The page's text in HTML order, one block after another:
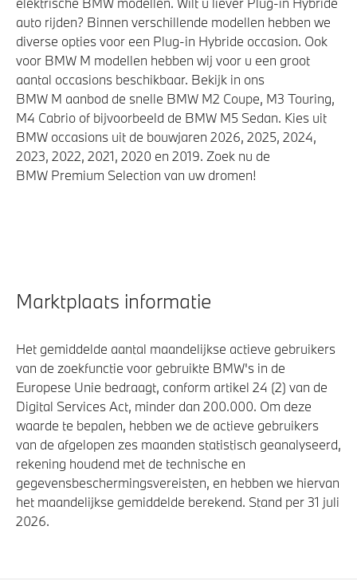
auto rijden? Binnen verschillende modellen hebben we
diverse opties voor een Plug-in Hybride occasion. Ook
voor BMW M modellen hebben wij voor u een groot
aantal occasions beschikbaar. Bekijk in ons
BMW M aanbod de snelle BMW M2 Coupe, M3 Touring,
M4 Cabrio of bijvoorbeeld de BMW M5 Sedan. Kies uit
BMW occasions uit de bouwjaren 2026, 2025, 2024,
2023, 2022, 2021, 2020 en 2019. Zoek nu de
BMW Premium Selection van uw dromen!
Marktplaats informatie
Het gemiddelde aantal maandelijkse actieve gebruikers
van de zoekfunctie voor gebruikte BMW's in de
Europese Unie bedraagt, conform artikel 24 (2) van de
Digital Services Act, minder dan 200.000. Om deze
waarde te bepalen, hebben we de actieve gebruikers
van de afgelopen zes maanden statistisch geanalyseerd,
rekening houdend met de technische en
gegevensbeschermingsvereisten, en hebben we hiervan
het maandelijkse gemiddelde berekend. Stand per 31 juli
2026.